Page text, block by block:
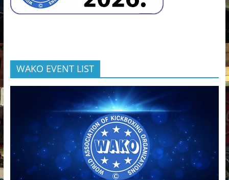
WAKO EVENT LIST